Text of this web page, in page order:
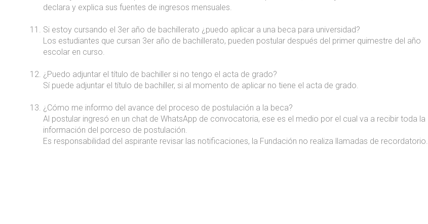
declara y explica sus fuentes de ingresos mensuales.
Si estoy cursando el 3er año de bachillerato ¿puedo aplicar a una beca para universidad?
Los estudiantes que cursan 3er año de bachillerato, pueden postular después del primer quimestre del año
escolar en curso.
¿Puedo adjuntar el título de bachiller si no tengo el acta de grado?
Sí puede adjuntar el título de bachiller, si al momento de aplicar no tiene el acta de grado.
¿Cómo me informo del avance del proceso de postulación a la beca?
Al postular ingresó en un chat de WhatsApp de convocatoria, ese es el medio por el cual va a recibir toda la
información del porceso de postulación.
Es responsabilidad del aspirante revisar las notificaciones, la Fundación no realiza llamadas de recordatorio.